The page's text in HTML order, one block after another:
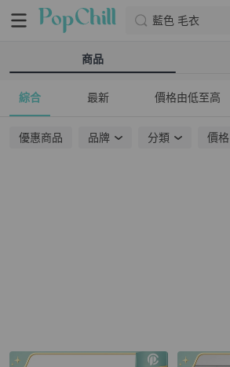
藍色 毛衣
商品
綜合 最新 價格由低至高
優惠商品 品牌 分類 價格